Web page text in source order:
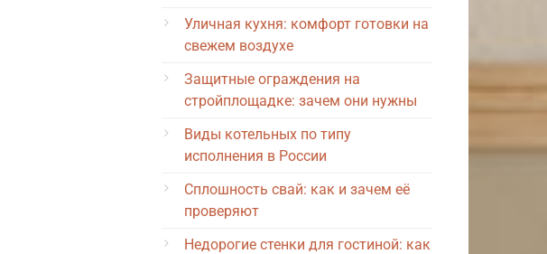
Уличная кухня: комфорт готовки на
свежем воздухе
Защитные ограждения на
стройплощадке: зачем они нужны
Виды котельных по типу
исполнения в России
Сплошность свай: как и зачем её
проверяют
Недорогие стенки для гостиной: как